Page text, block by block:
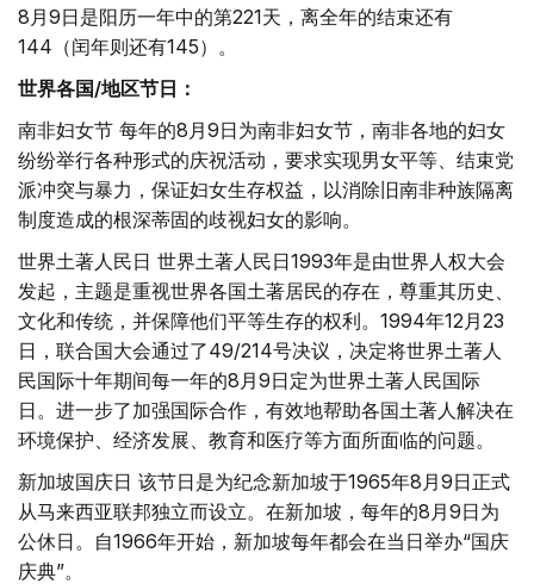
8月9日是阳历一年中的第221天，离全年的结束还有
144（闰年则还有145）。
世界各国/地区节日：
南非妇女节 每年的8月9日为南非妇女节，南非各地的妇女
纷纷举行各种形式的庆祝活动，要求实现男女平等、结束党
派冲突与暴力，保证妇女生存权益，以消除旧南非种族隔离
制度造成的根深蒂固的歧视妇女的影响。
世界土著人民日 世界土著人民日1993年是由世界人权大会
发起，主题是重视世界各国土著居民的存在，尊重其历史、
文化和传统，并保障他们平等生存的权利。1994年12月23
日，联合国大会通过了49/214号决议，决定将世界土著人
民国际十年期间每一年的8月9日定为世界土著人民国际
日。进一步了加强国际合作，有效地帮助各国土著人解决在
环境保护、经济发展、教育和医疗等方面所面临的问题。
新加坡国庆日 该节日是为纪念新加坡于1965年8月9日正式
从马来西亚联邦独立而设立。在新加坡，每年的8月9日为
公休日。自1966年开始，新加坡每年都会在当日举办“国庆
庆典”。